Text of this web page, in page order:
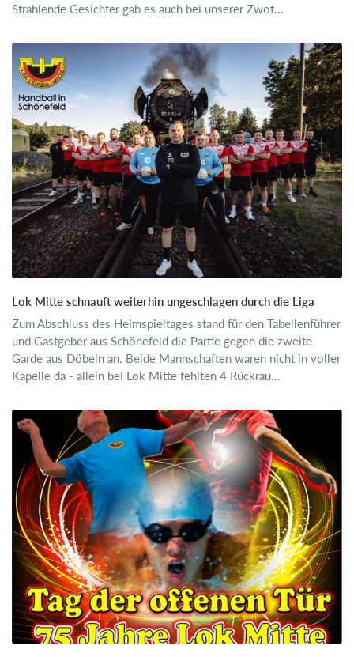
Strahlende Gesichter gab es auch bei unserer Zwot...
Lok Mitte schnauft weiterhin ungeschlagen durch die Liga
Zum Abschluss des Heimspieltages stand für den Tabellenführer
und Gastgeber aus Schönefeld die Partie gegen die zweite
Garde aus Döbeln an. Beide Mannschaften waren nicht in voller
Kapelle da - allein bei Lok Mitte fehlten 4 Rückrau...